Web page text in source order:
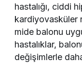
hastalığı, ciddi
kardiyovasküler
mide balonu
hastalıklar,
değişimlerle